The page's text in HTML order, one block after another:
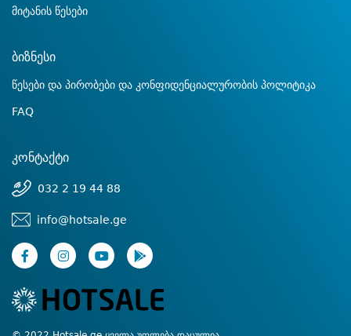
მიტანის წესები
ბიზნესი
წესები და პირობები და კონფიდენციალურობის პოლიტიკა
FAQ
კონტაქტი
032 2 19 44 88
info@hotsale.ge